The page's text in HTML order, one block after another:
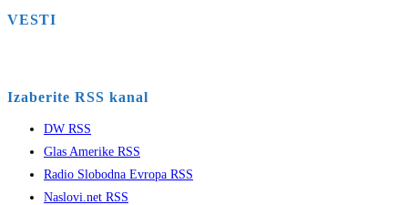
VESTI
Izaberite RSS kanal
DW RSS
Glas Amerike RSS
Radio Slobodna Evropa RSS
Naslovi.net RSS